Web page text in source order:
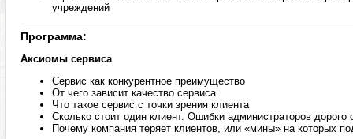
учреждений
Программа:
Аксиомы сервиса
Сервис как конкурентное преимущество
От чего зависит качество сервиса
Что такое сервис с точки зрения клиента
Сколько стоит один клиент. Ошибки администраторов дорого
Почему компания теряет клиентов, или «мины» на которых